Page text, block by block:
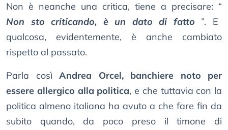
Non è neanche una critica, tiene a precisare: “
Non sto criticando, è un dato di fatto
”. E
qualcosa, evidentemente, è anche cambiato
rispetto al passato.
Parla così Andrea Orcel, banchiere noto per
essere allergico alla politica, e che tuttavia con la
politica almeno italiana ha avuto a che fare fin da
subito quando, da poco preso il timone di